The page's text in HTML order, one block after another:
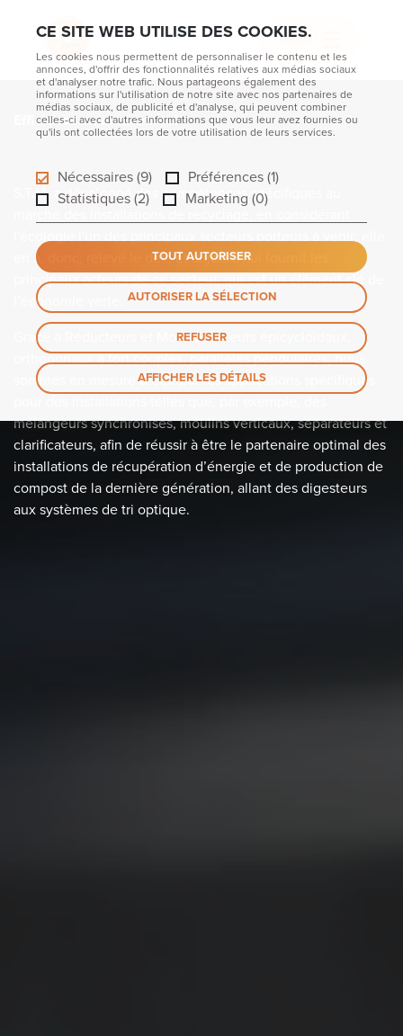
CE SITE WEB UTILISE DES COOKIES.
Les cookies nous permettent de personnaliser le contenu et les
annonces, d'offrir des fonctionnalités relatives aux médias sociaux
et d'analyser notre trafic. Nous partageons également des
informations sur l'utilisation de notre site avec nos partenaires de
médias sociaux, de publicité et d'analyse, qui peuvent combiner
celles-ci avec d'autres informations que vous leur avez fournies ou
qu'ils ont collectées lors de votre utilisation de leurs services.
Nécessaires (9)
Préférences (1)
Statistiques (2)
Marketing (0)
TOUT AUTORISER
AUTORISER LA SÉLECTION
REFUSER
AFFICHER LES DÉTAILS
MENU
RECYCLAGE
Efficience en mouvement
S.T.M. a développé des compétences spécifiques au
en a, donc, relevé le défi, et aujourd'hui fournit les
principaux acteurs de ce secteur, qui est un élément clé de
l’économie verte.
Grace à Réducteurs et Motoréducteurs épicycloïdaux,
orthogonaux à fort couples, parallèles pendulaires, nous
sommes en mesure d’équiper les applications spécifiques
mélangeurs synchronisés, moulins verticaux, séparateurs et
clarificateurs, afin de réussir à être le partenaire optimal des
installations de récupération d’énergie et de production de
compost de la dernière génération, allant des digesteurs
aux systèmes de tri optique.